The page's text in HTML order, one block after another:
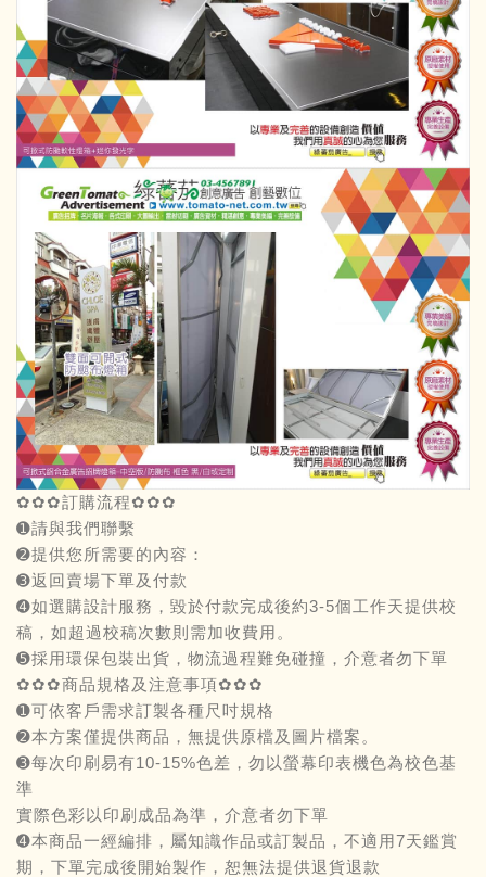
✿✿✿訂購流程✿✿✿
➊請與我們聯繫
➋提供您所需要的內容：
➌返回賣場下單及付款
➍如選購設計服務，毀於付款完成後約3-5個工作天提供校
稿，如超過校稿次數則需加收費用。
➎採用環保包裝出貨，物流過程難免碰撞，介意者勿下單
✿✿✿商品規格及注意事項✿✿✿
➊可依客戶需求訂製各種尺吋規格
➋本方案僅提供商品，無提供原檔及圖片檔案。
➌每次印刷易有10-15%色差，勿以螢幕印表機色為校色基
準
實際色彩以印刷成品為準，介意者勿下單
➍本商品一經編排，屬知識作品或訂製品，不適用7天鑑賞
期，下單完成後開始製作，恕無法提供退貨退款